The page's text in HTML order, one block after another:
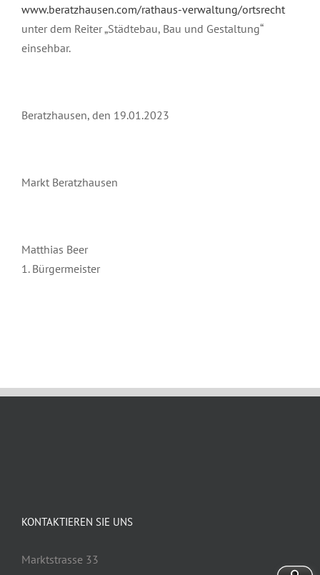
www.beratzhausen.com/rathaus-verwaltung/ortsrecht
unter dem Reiter „Städtebau, Bau und Gestaltung“
einsehbar.
Beratzhausen, den 19.01.2023
Markt Beratzhausen
Matthias Beer
1. Bürgermeister
KONTAKTIEREN SIE UNS
Marktstrasse 33